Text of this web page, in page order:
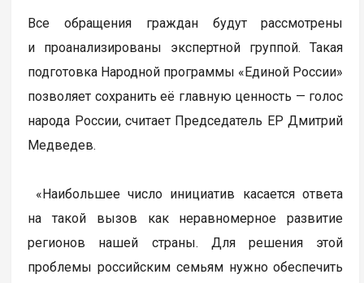
Все обращения граждан будут рассмотрены
и проанализированы экспертной группой. Такая
подготовка Народной программы «Единой России»
позволяет сохранить её главную ценность — голос
народа России, считает Председатель ЕР Дмитрий
Медведев.
«Наибольшее число инициатив касается ответа
на такой вызов как неравномерное развитие
регионов нашей страны. Для решения этой
проблемы российским семьям нужно обеспечить